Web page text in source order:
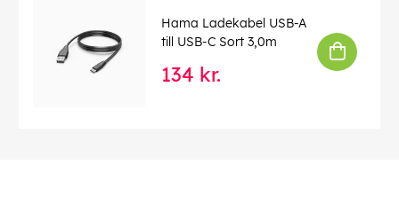
Hama Ladekabel USB-A
till USB-C Sort 3,0m
134 kr.